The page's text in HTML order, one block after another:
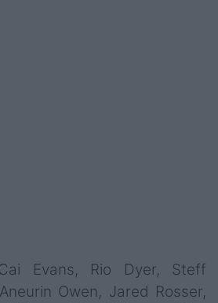
Evans, Rio Dyer, Steff
Owen, Jared Rosser,